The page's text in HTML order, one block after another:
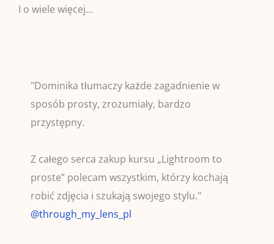
I o wiele więcej…
"Dominika tłumaczy każde zagadnienie w
sposób prosty, zrozumiały, bardzo
przystępny.
Z całego serca zakup kursu „Lightroom to
proste” polecam wszystkim, którzy kochają
robić zdjęcia i szukają swojego stylu."
@through_my_lens_pl